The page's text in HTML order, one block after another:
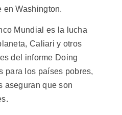
en Washington.
Mundial es la lucha
Caliari y otros
del informe Doing
para los países pobres,
aseguran que son